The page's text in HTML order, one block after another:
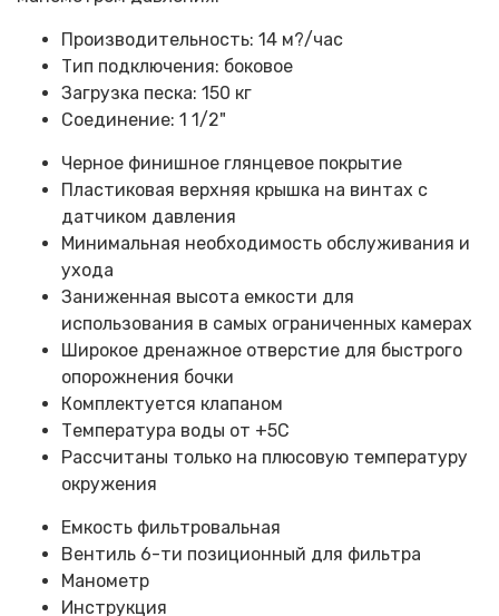
Производительность: 14 м?/час
Тип подключения: боковое
Загрузка песка: 150 кг
Соединение: 1 1/2"
Черное финишное глянцевое покрытие
Пластиковая верхняя крышка на винтах с
датчиком давления
Минимальная необходимость обслуживания и
ухода
Заниженная высота емкости для
использования в самых ограниченных камерах
Широкое дренажное отверстие для быстрого
опорожнения бочки
Комплектуется клапаном
Температура воды от +5С
Рассчитаны только на плюсовую температуру
окружения
Емкость фильтровальная
Вентиль 6-ти позиционный для фильтра
Манометр
Инструкция